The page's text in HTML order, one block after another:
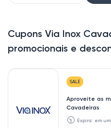
Cupons Via Inox
promocionais e
SALE
Aproveite as
Cavadeiras
🕥 Expira: em